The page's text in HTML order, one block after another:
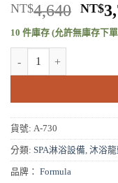
NT$4,640 原
始
NT$
10 件庫存 (允許無庫存下
貨號: A-730
分類: SPA淋浴設備, 沐浴龍
品牌： Formula